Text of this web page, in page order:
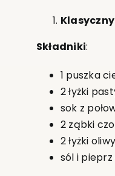
Składniki:
1 puszka
2 łyżki
sok z
2 ząbki
2 łyżki
sól i